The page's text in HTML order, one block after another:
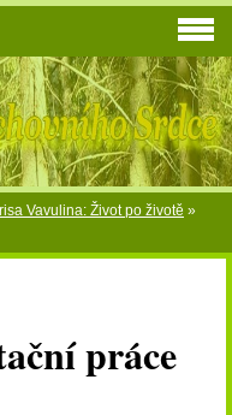
Vavulina: Život po životě »
práce